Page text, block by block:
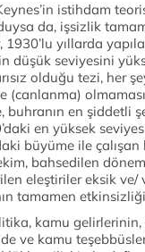
istihdam
da, işsizlik
1930’lu yıllarda
düşük seviyesini
olduğu tezi, her
(canlanma)
buhranın en şiddetli
en yüksek
büyüme ile
bahsedilen
eleştiriler eksik
tamamen
kamu
ve kamu